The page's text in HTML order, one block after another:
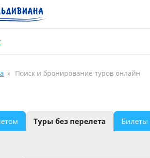
Поиск и бронирование туров онлайн
Туры без перелета Билеты